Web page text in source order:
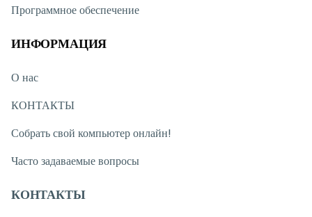
Программное обеспечение
ИНФОРМАЦИЯ
О нас
КОНТАКТЫ
Собрать свой компьютер онлайн!
Часто задаваемые вопросы
КОНТАКТЫ